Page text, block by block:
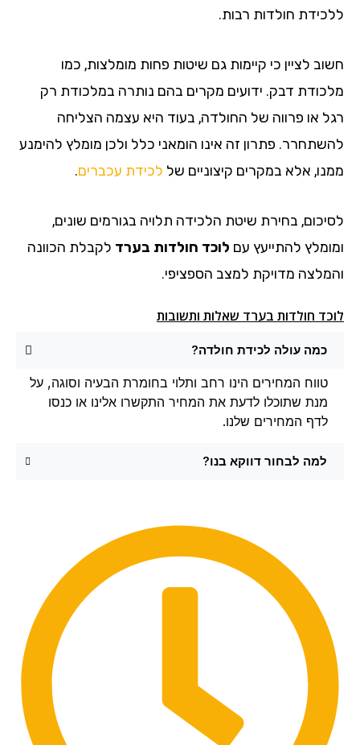
ללכידת חולדות רבות.
חשוב לציין כי קיימות גם שיטות פחות מומלצות, כמו
מלכודת דבק. ידועים מקרים בהם נותרה במלכודת רק
רגל או פרווה של החולדה, בעוד היא עצמה הצליחה
להשתחרר. פתרון זה אינו הומאני כלל ולכן מומלץ להימנע
ממנו, אלא במקרים קיצוניים של לכידת עכברים.
לסיכום, בחירת שיטת הלכידה תלויה בגורמים שונים,
ומומלץ להתייעץ עם לוכד חולדות בערד לקבלת הכוונה
והמלצה מדויקת למצב הספציפי.
לוכד חולדות בערד שאלות ותשובות
כמה עולה לכידת חולדה?
טווח המחירים הינו רחב ותלוי בחומרת הבעיה וסוגה, על
מנת שתוכלו לדעת את המחיר התקשרו אלינו או כנסו
לדף המחירים שלנו.
למה לבחור דווקא בנו?